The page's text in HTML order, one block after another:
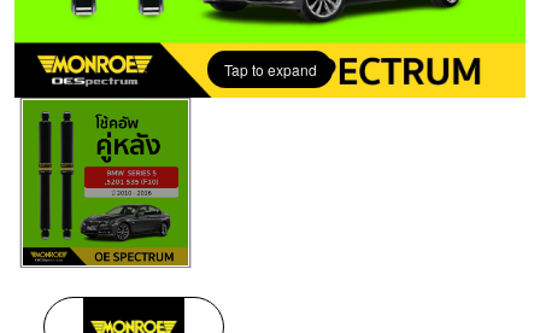
Tap to expand